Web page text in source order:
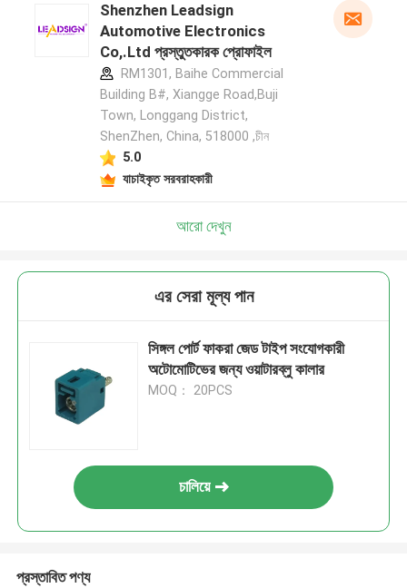
Shenzhen Leadsign
Automotive Electronics
Co,.Ltd প্রস্তুতকারক প্রোফাইল
RM1301, Baihe Commercial
Building B#, Xiangge Road,Buji
Town, Longgang District,
ShenZhen, China, 518000 ,চীন
5.0
যাচাইকৃত সরবরাহকারী
আরো দেখুন
এর সেরা মূল্য পান
সিঙ্গল পোর্ট ফাকরা জেড টাইপ সংযোগকারী
অটোমোটিভের জন্য ওয়াটারব্লু কালার
MOQ： 20PCS
চালিয়ে
প্রস্তাবিত পণ্য